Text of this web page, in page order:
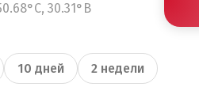
30.31°В
10 дней 2 недели